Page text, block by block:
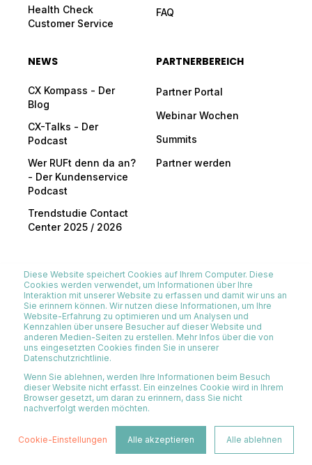
Diese Website speichert Cookies auf Ihrem Computer. Diese
Cookies werden verwendet, um Informationen über Ihre
Interaktion mit unserer Website zu erfassen und damit wir uns an
Sie erinnern können. Wir nutzen diese Informationen, um Ihre
Website-Erfahrung zu optimieren und um Analysen und
Kennzahlen über unsere Besucher auf dieser Website und
anderen Medien-Seiten zu erstellen. Mehr Infos über die von
uns eingesetzten Cookies finden Sie in unserer
Datenschutzrichtlinie.
Wenn Sie ablehnen, werden Ihre Informationen beim Besuch
dieser Website nicht erfasst. Ein einzelnes Cookie wird in Ihrem
Browser gesetzt, um daran zu erinnern, dass Sie nicht
nachverfolgt werden möchten.
Cookie-Einstellungen Alle akzeptieren Alle ablehnen
Health Check
Customer Service
FAQ
NEWS
CX Kompass - Der
Blog
CX-Talks - Der
Podcast
Wer RUFt denn da an?
- Der Kundenservice
Podcast
Trendstudie Contact
Center 2025 / 2026
PARTNERBEREICH
Partner Portal
Webinar Wochen
Summits
Partner werden
All rights reserved
Impressum Datenschutzerklärung